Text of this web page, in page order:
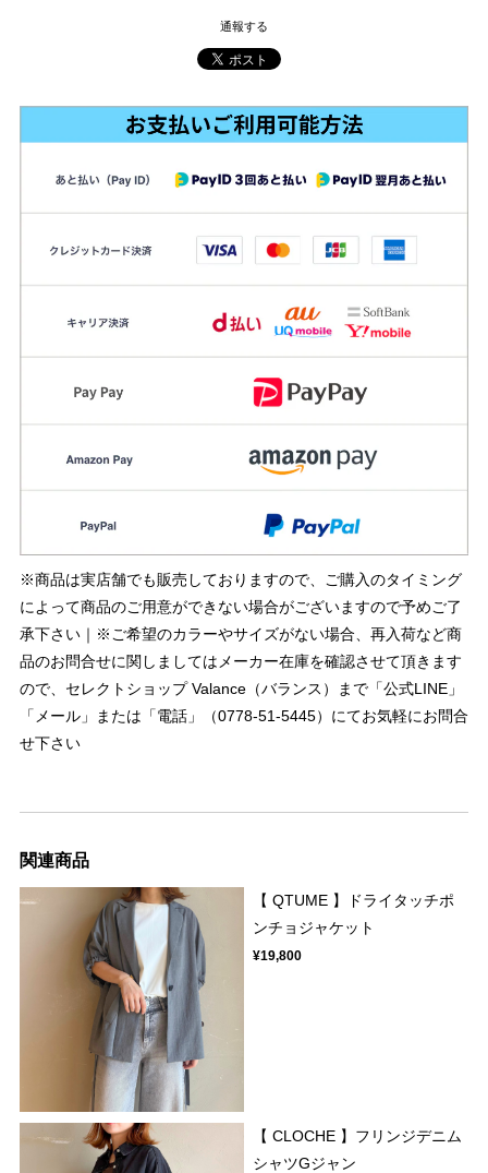
通報する
※商品は実店舗でも販売しておりますので、ご購入のタイミング
によって商品のご用意ができない場合がございますので予めご了
承下さい｜※ご希望のカラーやサイズがない場合、再入荷など商
品のお問合せに関しましてはメーカー在庫を確認させて頂きます
ので、セレクトショップ Valance（バランス）まで「公式LINE」
「メール」または「電話」（0778-51-5445）にてお気軽にお問合
せ下さい
関連商品
【 QTUME 】ドライタッチポ
ンチョジャケット
¥19,800
【 CLOCHE 】フリンジデニム
シャツGジャン